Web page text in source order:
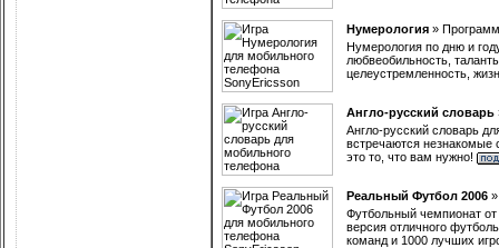
Нумерология »
Нумерология по дню и
любвеобильность,
целеустремленность,
Англо-русский словарь
Англо-русский словарь
встречаются незнакомые
это то, что вам нужно!
Реальный Футбол 2006
Футбольный чемпионат
версия отличного
команд и 1000 лучших